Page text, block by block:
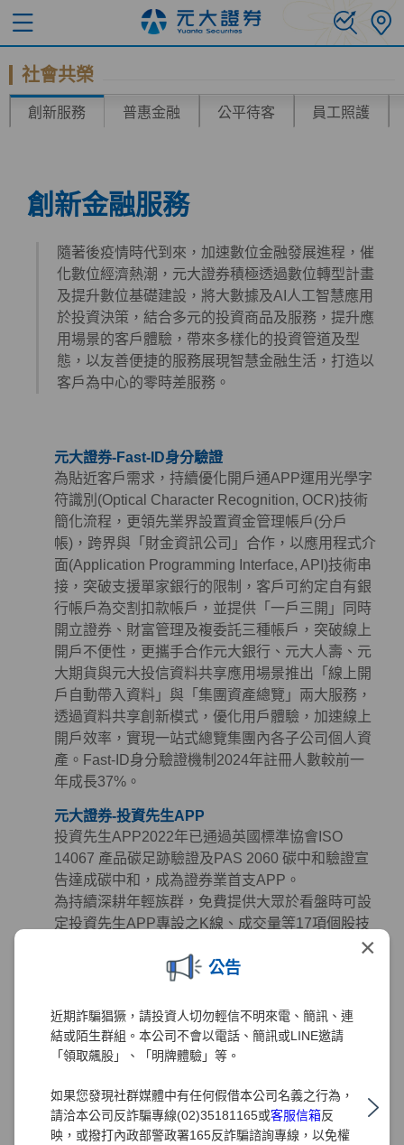
×
公告
近期詐騙猖獗，請投資人切勿輕信不明來電、簡訊、連
結或陌生群組。本公司不會以電話、簡訊或LINE邀請
「領取飆股」、「明牌體驗」等。
如果您發現社群媒體中有任何假借本公司名義之行為，
請洽本公司反詐騙專線(02)35181165或客服信箱反
映，或撥打內政部警政署165反詐騙諮詢專線，以免權
社會共榮
創新服務 普惠金融 公平待客 員工照護
創新金融服務
隨著後疫情時代到來，加速數位金融發展進程，催
化數位經濟熱潮，元大證券積極透過數位轉型計畫
及提升數位基礎建設，將大數據及AI人工智慧應用
於投資決策，結合多元的投資商品及服務，提升應
用場景的客戶體驗，帶來多樣化的投資管道及型
態，以友善便捷的服務展現智慧金融生活，打造以
客戶為中心的零時差服務。
元大證券-Fast-ID身分驗證
為貼近客戶需求，持續優化開戶通APP運用光學字
符識別(Optical Character Recognition, OCR)技術
簡化流程，更領先業界設置資金管理帳戶(分戶
帳)，跨界與「財金資訊公司」合作，以應用程式介
面(Application Programming Interface, API)技術串
接，突破支援單家銀行的限制，客戶可約定自有銀
行帳戶為交割扣款帳戶，並提供「一戶三開」同時
開立證券、財富管理及複委託三種帳戶，突破線上
開戶不便性，更攜手合作元大銀行、元大人壽、元
大期貨與元大投信資料共享應用場景推出「線上開
戶自動帶入資料」與「集團資產總覽」兩大服務，
透過資料共享創新模式，優化用戶體驗，加速線上
開戶效率，實現一站式總覽集團內各子公司個人資
產。Fast-ID身分驗證機制2024年註冊人數較前一
年成長37%。
元大證券-投資先生APP
投資先生APP2022年已通過英國標準協會ISO
14067 產品碳足跡驗證及PAS 2060 碳中和驗證宣
告達成碳中和，成為證券業首支APP。
為持續深耕年輕族群，免費提供大眾於看盤時可設
定投資先生APP專設之K線、成交量等17項個股技
術指標參數進行盤勢分析，且針對客戶提供AI智能
選股、投資策略設定及即時監控，捷徑客製化功能
協助客戶全面掌握投資資訊，集選股、看盤、下單
功能於一身，簡化投資流程提升客戶體驗，持續努
力推動「股市年輕化」，打造零時差隨身投資顧
元大證券持續精進投資先生APP功能開發，2025年
推出「投資先生2.0」串連開戶、交易與投後管理，